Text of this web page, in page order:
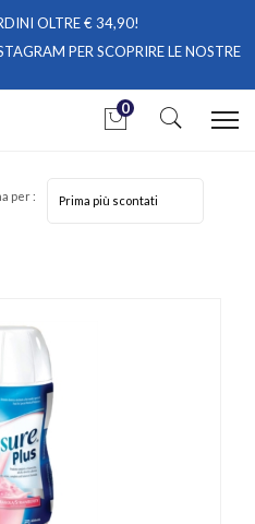
OLTRE € 34,90!
PER SCOPRIRE LE NOSTRE
0
per :